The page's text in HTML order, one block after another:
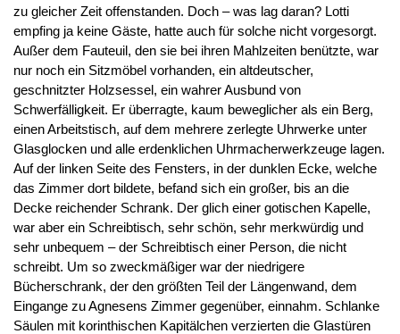
zu gleicher Zeit offenstanden. Doch – was lag daran? Lotti
empfing ja keine Gäste, hatte auch für solche nicht vorgesorgt.
Außer dem Fauteuil, den sie bei ihren Mahlzeiten benützte, war
nur noch ein Sitzmöbel vorhanden, ein altdeutscher,
geschnitzter Holzsessel, ein wahrer Ausbund von
Schwerfälligkeit. Er überragte, kaum beweglicher als ein Berg,
einen Arbeitstisch, auf dem mehrere zerlegte Uhrwerke unter
Glasglocken und alle erdenklichen Uhrmacherwerkzeuge lagen.
Auf der linken Seite des Fensters, in der dunklen Ecke, welche
das Zimmer dort bildete, befand sich ein großer, bis an die
Decke reichender Schrank. Der glich einer gotischen Kapelle,
war aber ein Schreibtisch, sehr schön, sehr merkwürdig und
sehr unbequem – der Schreibtisch einer Person, die nicht
schreibt. Um so zweckmäßiger war der niedrigere
Bücherschrank, der den größten Teil der Längenwand, dem
Eingange zu Agnesens Zimmer gegenüber, einnahm. Schlanke
Säulen mit korinthischen Kapitälchen verzierten die Glastüren